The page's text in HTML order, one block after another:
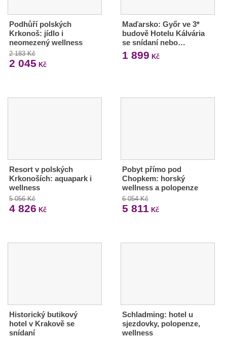
Podhůří polských
Krkonoš: jídlo i
neomezený wellness
2 183 Kč
2 045 Kč
Maďarsko: Győr ve 3*
budově Hotelu Kálvária
se snídaní nebo…
1 899 Kč
Resort v polských
Krkonoších: aquapark i
wellness
5 056 Kč
4 826 Kč
Pobyt přímo pod
Chopkem: horský
wellness a polopenze
6 054 Kč
5 811 Kč
Historický butikový
hotel v Krakově se
snídaní
Schladming: hotel u
sjezdovky, polopenze,
wellness